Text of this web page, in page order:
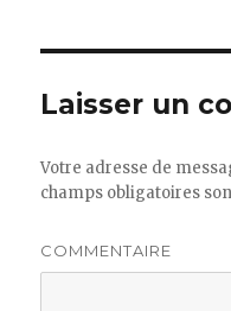
Laisser un
Votre adresse de
champs obligatoires
COMMENTAIRE